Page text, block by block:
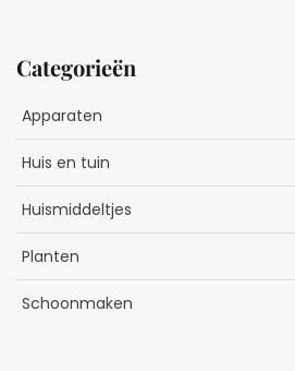
Categorieën
Apparaten
Huis en tuin
Huismiddeltjes
Planten
Schoonmaken